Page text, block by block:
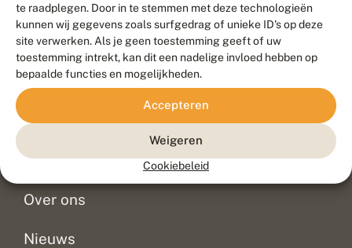
te raadplegen. Door in te stemmen met deze technologieën
kunnen wij gegevens zoals surfgedrag of unieke ID's op deze
site verwerken. Als je geen toestemming geeft of uw
toestemming intrekt, kan dit een nadelige invloed hebben op
bepaalde functies en mogelijkheden.
Accepteren
Weigeren
Cookiebeleid
Contact
Veelgestelde vragen
Doneer
Over ons
Nieuws
Meld waarnemingen© 2026 Vlinderstichting
Duurzaam ontwikkeld door
Go2People
, ontworpen door
Blue Field Agency
Privacy
Disclaimer
Sitemap